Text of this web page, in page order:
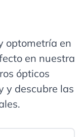
optometría en
en nuestra
ópticos
y descubre las